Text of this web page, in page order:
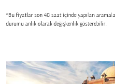
*Bu fiyatlar son 48 saat içinde yapılan
durumu anlık olarak değişkenlik gösterebilir.